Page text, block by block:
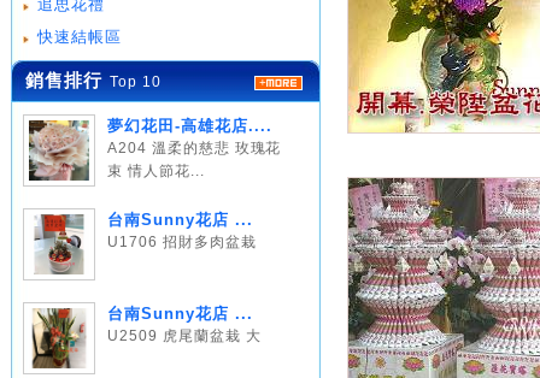
追思花禮
快速結帳區
銷售排行 Top 10
夢幻花田-高雄花店....
A204 溫柔的慈悲 玫瑰花
束 情人節花...
台南Sunny花店 ...
U1706 招財多肉盆栽
台南Sunny花店 ...
U2509 虎尾蘭盆栽 大